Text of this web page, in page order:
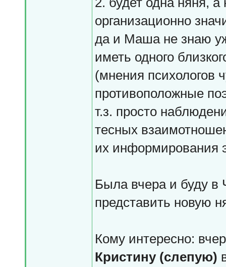
организационно
да и Маша не знаю
иметь одного
(мнения психологов
противоположные
т.з. просто
тесных
их информирования
Была вчера и буду в
представить новую
Кому интересно:
Кристину (слепую)